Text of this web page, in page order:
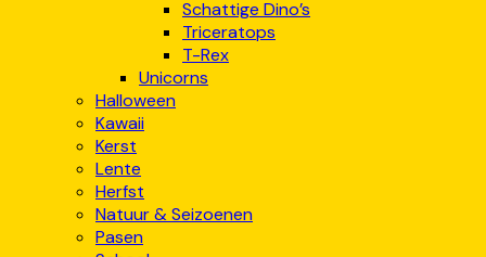
Schattige Dino’s
Triceratops
T-Rex
Unicorns
Halloween
Kawaii
Kerst
Lente
Herfst
Natuur & Seizoenen
Pasen